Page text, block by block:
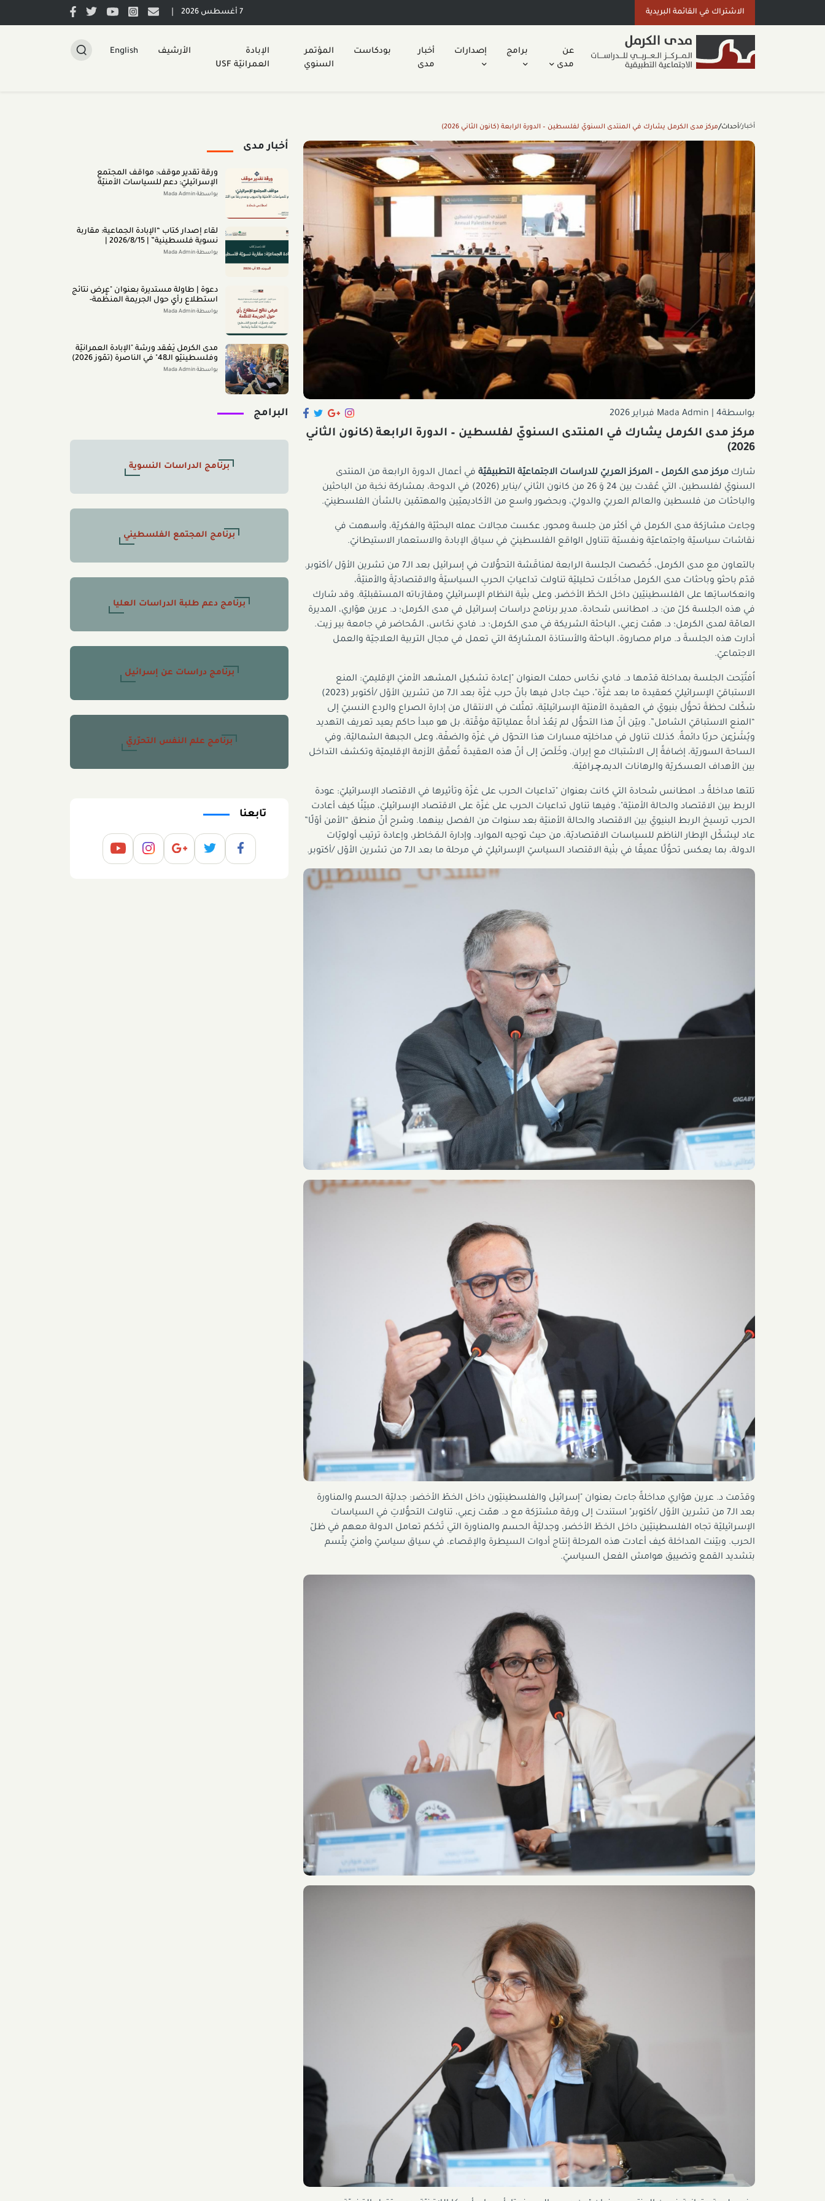
الاشتراك في القائمة البريدية 7 أغسطس 2026
عن
مدى
برامج إصدارات
أخبار
مدى
بودكاست
المؤتمر
السنوي
الإبادة
العمرانيّة USF
الأرشيف English
أخبار/أحداث/مركز مدى الكرمل يشارك في المنتدى السنويّ لفلسطين – الدورة الرابعة (كانون الثاني 2026)
بواسطةMada Admin4 فبراير 2026
مركز مدى الكرمل يشارك في المنتدى السنويّ لفلسطين – الدورة الرابعة (كانون الثاني
2026)
شارك مركز مدى الكرمل – المركز العربيّ للدراسات الاجتماعيّة التطبيقيّة في أعمال الدورة الرابعة من المنتدى
السنويّ لفلسطين، التي عُقدت بين 24 وَ 26 من كانون الثاني /يناير (2026) في الدوحة، بمشاركة نخبة من الباحثين
والباحثات من فلسطين والعالم العربيّ والدوليّ، وبحضور واسع من الأكاديميّين والمهتمّين بالشأن الفلسطينيّ.
وجاءت مشارَكة مدى الكرمل في أكثر من جلسة ومحور، عكست مجالات عمله البحثيّة والفكريّة، وأسهمت في
نقاشات سياسيّة واجتماعيّة ونفسيّة تتناول الواقع الفلسطينيّ في سياق الإبادة والاستعمار الاستيطانيّ.
بالتعاون مع مدى الكرمل، خُصّصت الجلسة الرابعة لمناقَشة التحوُّلات في إسرائيل بعد الـ7 من تشرين الأوّل /أكتوبر.
قدّم باحثو وباحثات مدى الكرمل مداخَلات تحليليّة تناولت تداعياتِ الحربِ السياسيّةَ والاقتصاديّةَ والأمنيّةَ،
وانعكاساتِها على الفلسطينيّين داخل الخطّ الأخضر، وعلى بنْية النظام الإسرائيليّ ومقارَباته المستقبليّة. وقد شارك
في هذه الجلسة كلّ من: د. امطانس شحادة، مدير برنامج دراسات إسرائيل في مدى الكرمل؛ د. عرين هوّاري، المديرة
العامّة لمدى الكرمل؛ د. همّت زعبي، الباحثة الشريكة في مدى الكرمل؛ د. فادي نحّاس، الـمُحاضر في جامعة بير زيت.
أدارت هذه الجلسةَ د. مرام مصاروة، الباحثة والأستاذة المشارِكة التي تعمل في مجال التربية العلاجيّة والعمل
الاجتماعيّ.
اُفتُتِحت الجلسة بمداخلة قدّمها د. فادي نحّاس حملت العنوان "إعادة تشكيل المشهد الأمنيّ الإقليميّ: المنع
الاستباقيّ الإسرائيليّ كعقيدة ما بعد غزّة"، حيث جادل فيها بأنّ حرب غزّة بعد الـ7 من تشرين الأوّل /أكتوبر (2023)
شكّلت لحظةَ تحوُّل بنيويّ في العقيدة الأمنيّة الإسرائيليّة، تمثّلت في الانتقال من إدارة الصراع والردع النسبيّ إلى
“المنع الاستباقيّ الشامل”. وبيّن أنّ هذا التحوُّل لم يَعُدْ أداةً عملياتيّة مؤقّتة، بل هو مبدأ حاكم يعيد تعريف التهديد
ويُشَرْعِن حربًا دائمةً. كذلك تناول في مداخلتِه مسارات هذا التحوّل في غزّة والضفّة، وعلى الجبهة الشماليّة، وفي
الساحة السوريّة، إضافةً إلى الاشتباك مع إيران، وخَلَصَ إلى أنّ هذه العقيدة تُعمِّق الأزمة الإقليميّة وتكشف التداخل
بين الأهداف العسكريّة والرهانات الديمـﭼـرافيّة.
تلتها مداخلةُ د. امطانس شحادة التي كانت بعنوان "تداعيات الحرب على غزّة وتأثيرها في الاقتصاد الإسرائيليّ: عودة
الربط بين الاقتصاد والحالة الأمنيّة"، وفيها تناول تداعيات الحرب على غزّة على الاقتصاد الإسرائيليّ، مبيّنًا كيف أعادت
الحرب ترسيخ الربط البنيويّ بين الاقتصاد والحالة الأمنيّة بعد سنوات من الفصل بينهما. وشرح أنّ منطق “الأمن أوّلًا”
عاد ليشكّل الإطار الناظم للسياسات الاقتصاديّة، من حيث توجيه الموارد، وإدارة الـمَخاطر، وإعادة ترتيب أولويّات
الدولة، بما يعكس تحوُّلًا عميقًا في بنْية الاقتصاد السياسيّ الإسرائيليّ في مرحلة ما بعد الـ7 من تشرين الأوّل /أكتوبر.
وقدّمت د. عرين هوّاري مداخلةً جاءت بعنوان "إسرائيل والفلسطينيّون داخل الخطّ الأخضر: جدليّة الحسم والمناورة
بعد الـ7 من تشرين الأوّل /أكتوبر" استندت إلى ورقة مشترَكة مع د. همّت زعبي، تناولت التحوُّلاتِ في السياسات
الإسرائيليّة تجاه الفلسطينيّين داخل الخطّ الأخضر، وجدليّةَ الحسم والمناورة التي تَحْكم تعامل الدولة معهم في ظلّ
الحرب. وبيّنت المداخلة كيف أعادت هذه المرحلة إنتاج أدوات السيطرة والإقصاء، في سياق سياسيّ وأمنيّ يتّسم
بتشديد القمع وتضييق هوامش الفعل السياسيّ.
أخبار مدى
ورقة تقدير موقف: مواقف المجتمع
الإسرائيليّ: دعم للسياسات الأمنيّة
والحروب وعدم رضا عن النتائج (تمّوز 2026)
بواسطة Mada Admin
لقاء إصدار كتاب “اﻹﺑﺎدةّ اﻟﺠﻤﺎﻋﻴﺔ: ﻣﻘﺎرﺑﺔ
ﻧﺴﻮﻳﺔ ﻓﻠﺴﻄﻴﻨﻴﺔ” | 2026/8/15 |
بواسطة Mada Admin
دعوة | طاولة مستديرة بعنوان "عرض نتائج
استطلاع رأي حول الجريمة المنظَّمة-
مواقف وتصوُّرات المجتمع الفلسطينيّ
بواسطة Mada Admin
مدى الكرمل يَعْقد ورشة "الإبادة العمرانيّة
وفلسطينيّو الـ48" في الناصرة (تمّوز 2026)
بواسطة Mada Admin
البرامج
برنامج الدراسات النسوية
برنامج المجتمع الفلسطيني
برنامج دعم طلبة الدراسات العليا
برنامج دراسات عن إسرائيل
برنامج علم النفس التحرّريّ
تابعنا